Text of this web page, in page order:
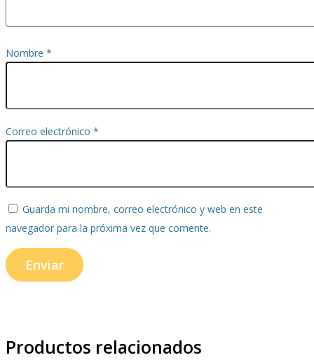
Nombre *
Correo electrónico *
Guarda mi nombre, correo electrónico y web en este
navegador para la próxima vez que comente.
Productos relacionados